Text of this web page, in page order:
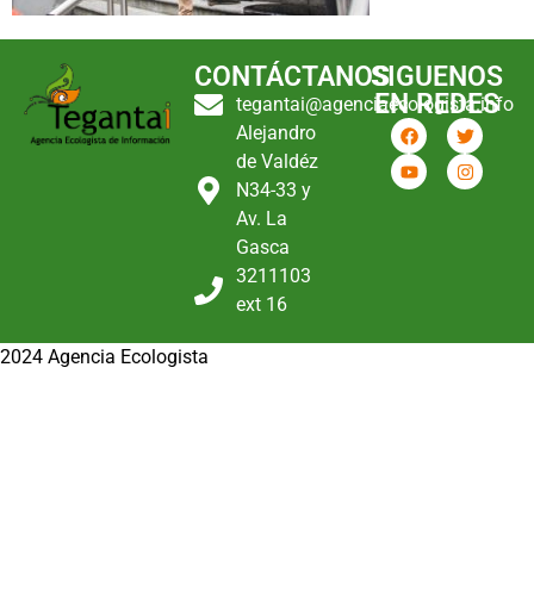
CONTÁCTANOS
tegantai@agenciaecologista.info
Alejandro
de Valdéz
N34-33 y
Av. La
Gasca
3211103
ext 16
SIGUENOS
EN REDES
2024 Agencia Ecologista